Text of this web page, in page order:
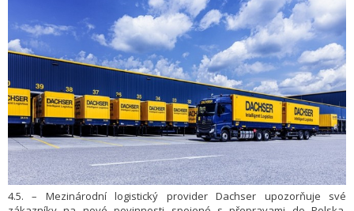
4.5. – Mezinárodní logistický provider Dachser upozorňuje své